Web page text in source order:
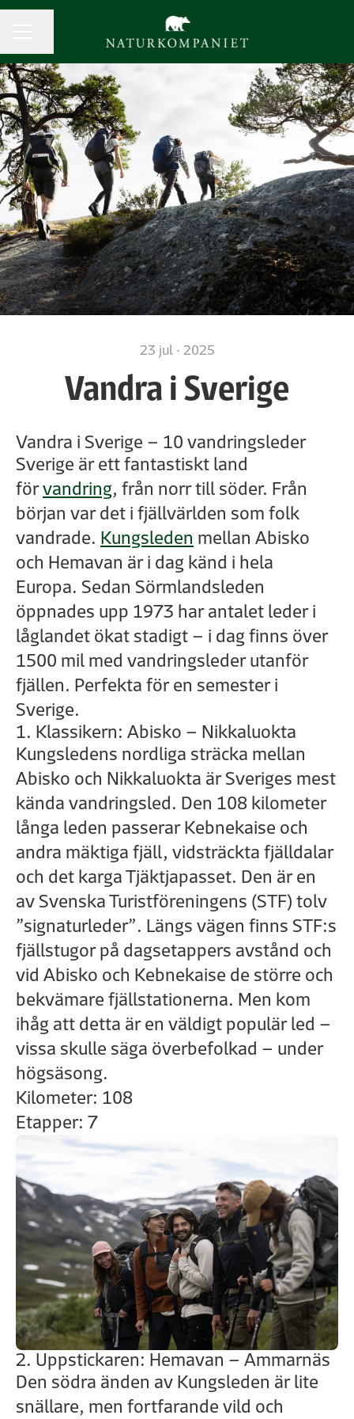
23 jul · 2025
Vandra i Sverige
Vandra i Sverige – 10 vandringsleder
Sverige är ett fantastiskt land
förvandring, från norr till söder. Från
början var det i fjällvärlden som folk
vandrade. Kungsleden mellan Abisko
och Hemavan är i dag känd i hela
Europa. Sedan Sörmlandsleden
öppnades upp 1973 har antalet leder i
låglandet ökat stadigt – i dag finns över
1500 mil med vandringsleder utanför
fjällen. Perfekta för en semester i
Sverige.
1. Klassikern: Abisko – Nikkaluokta
Kungsledens nordliga sträcka mellan
Abisko och Nikkaluokta är Sveriges mest
kända vandringsled. Den 108 kilometer
långa leden passerar Kebnekaise och
andra mäktiga fjäll, vidsträckta fjälldalar
och det karga Tjäktjapasset. Den är en
av Svenska Turistföreningens (STF) tolv
”signaturleder”. Längs vägen finns STF:s
fjällstugor på dagsetappers avstånd och
vid Abisko och Kebnekaise de större och
bekvämare fjällstationerna. Men kom
ihåg att detta är en väldigt populär led –
vissa skulle säga överbefolkad – under
högsäsong.
Kilometer: 108
Etapper: 7
2. Uppstickaren: Hemavan – Ammarnäs
Den södra änden av Kungsleden är lite
snällare, men fortfarande vild och